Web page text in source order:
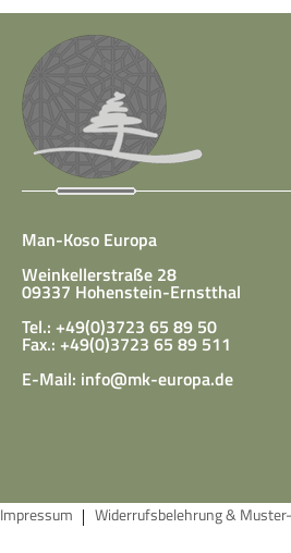
Man-Koso Europa
Weinkellerstraße 28
09337 Hohenstein-Ernstthal
Tel.: +49(0)3723 65 89 50
Fax.: +49(0)3723 65 89 511
E-Mail: info@mk-europa.de
Impressum Widerrufsbelehrung &